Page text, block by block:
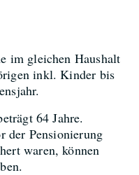
im gleichen Haushalt
inkl. Kinder bis
64 Jahre.
der Pensionierung
waren, können